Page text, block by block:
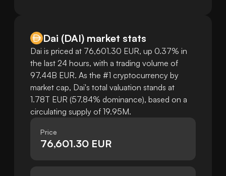
Dai (DAI) market stats
Dai is priced at 76,601.30 EUR, up 0.37% in
the last 24 hours, with a trading volume of
97.44B EUR. As the #1 cryptocurrency by
market cap, Dai's total valuation stands at
1.78T EUR (57.84% dominance), based on a
circulating supply of 19.95M.
Price
76,601.30 EUR